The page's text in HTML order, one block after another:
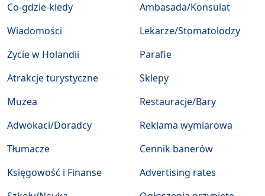
Co-gdzie-kiedy
Wiadomości
Życie w Holandii
Atrakcje turystyczne
Muzea
Ambasada/Konsulat
Lekarze/Stomatolodzy
Parafie
Sklepy
Restauracje/Bary
Adwokaci/Doradcy
Tłumacze
Księgowość i Finanse
Reklama wymiarowa
Cennik banerów
Advertising rates